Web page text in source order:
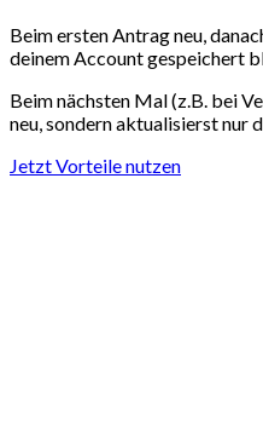
Beim ersten Antrag neu,
deinem Account gespeichert
Beim nächsten Mal (z.B. bei
neu, sondern aktualisierst nur
Jetzt Vorteile nutzen